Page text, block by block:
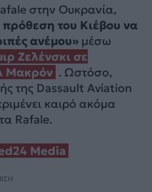
στην Ουκρανία,
πρόθεση του Κιέβου να
ανέμου»μέσω
Ζελένσκι σε
Μακρόν . Ωστόσο,
της Dassault Aviation
καιρό ακόμα
Rafale.
Media